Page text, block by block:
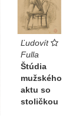
Ľudovít
Fulla
Štúdia
mužského
aktu so
stoličkou